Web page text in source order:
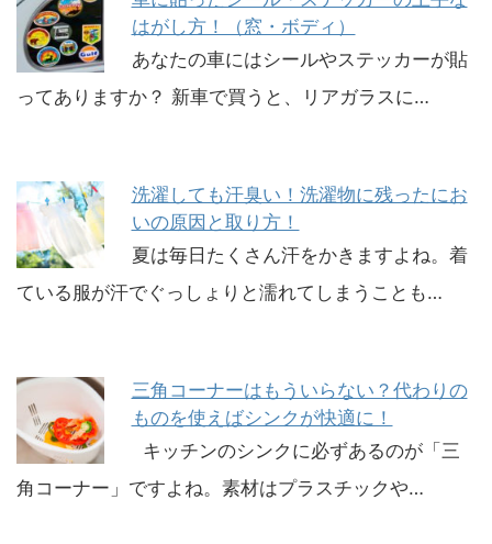
はがし方！（窓・ボディ）
あなたの車にはシールやステッカーが貼
ってありますか？ 新車で買うと、リアガラスに…
洗濯しても汗臭い！洗濯物に残ったにお
いの原因と取り方！
夏は毎日たくさん汗をかきますよね。着
ている服が汗でぐっしょりと濡れてしまうことも…
三角コーナーはもういらない？代わりの
ものを使えばシンクが快適に！
キッチンのシンクに必ずあるのが「三
角コーナー」ですよね。素材はプラスチックや…